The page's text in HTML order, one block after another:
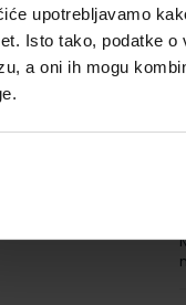
upotrebljavamo
Isto tako, podatke
a oni ih mogu